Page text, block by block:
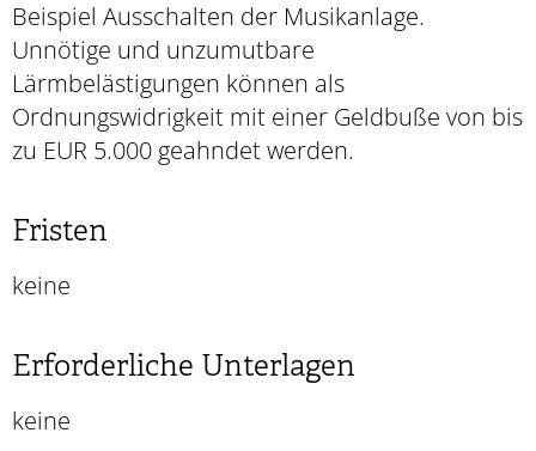
Beispiel Ausschalten der Musikanlage.
Unnötige und unzumutbare
Lärmbelästigungen können als
Ordnungswidrigkeit mit einer Geldbuße von bis
zu EUR 5.000 geahndet werden.
Fristen
keine
Erforderliche Unterlagen
keine